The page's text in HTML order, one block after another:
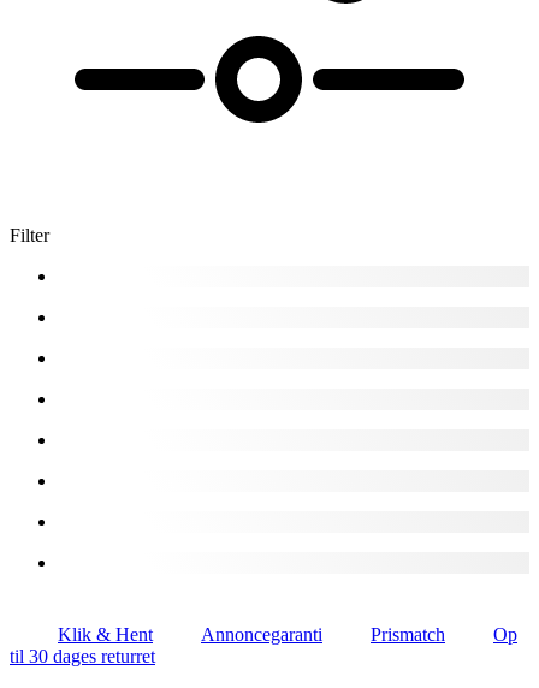
Filter
Klik & Hent Annoncegaranti Prismatch
Op
til 30 dages returret